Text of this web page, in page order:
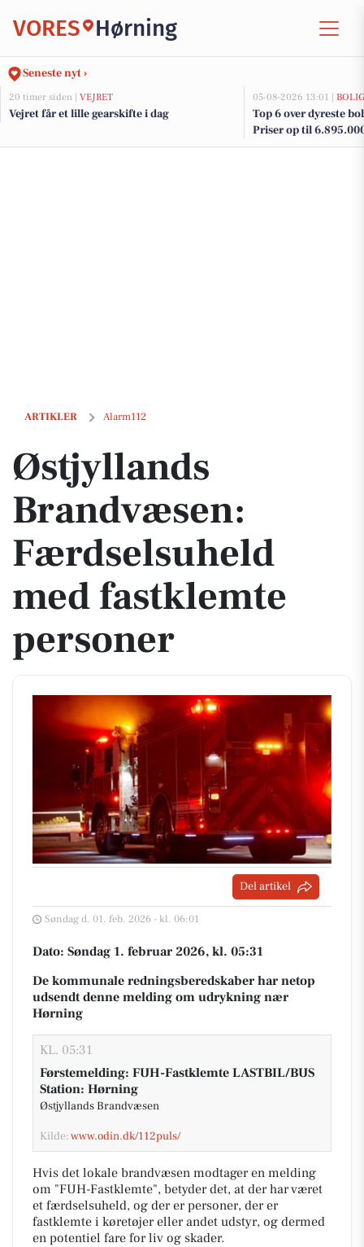
VORES Hørning
Seneste nyt ›
20 timer siden | VEJRET
Vejret får et lille gearskifte i dag
05-08-2026 13:01 |
Top 6 over dyreste
Priser op til
ARTIKLER Alarm112
Østjyllands Brandvæsen: Færdselsuheld med fastklemte personer
Østjyllands
Brandvæsen:
Færdselsuheld
med fastklemte
personer
Del artikel
Søndag d. 01. feb. 2026 - kl. 06:01
Dato: Søndag 1. februar 2026, kl. 05:31
De kommunale redningsberedskaber har netop
udsendt denne melding om udrykning nær
Hørning
KL. 05:31
Førstemelding: FUH-Fastklemte LASTBIL/BUS
Station: Hørning
Østjyllands Brandvæsen
Kilde:www.odin.dk/112puls/
Hvis det lokale brandvæsen modtager en melding
om "FUH-Fastklemte", betyder det, at der har været
et færdselsuheld, og der er personer, der er
fastklemte i køretøjer eller andet udstyr, og dermed
en potentiel fare for liv og skader.